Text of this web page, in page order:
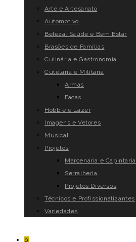
Arte e Artesanato
Automotivo
Beleza, Saúde e Bem Estar
Brasões de Famílias
Culinária e Gastronomia
Cutelaria e Militaria
Armas
Facas
Hobbie e Lazer
Imagens e Vetores
Musical
Projetos
Marcenaria e Capintaria
Serralheria
Projetos Diversos
Técnicos e Profissionalizantes
Variedades
0